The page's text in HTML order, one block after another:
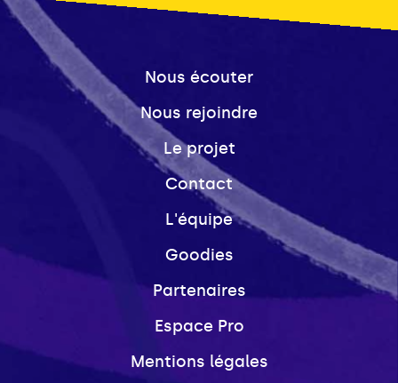
Nous écouter
Nous rejoindre
Le projet
Contact
L'équipe
Goodies
Partenaires
Espace Pro
Mentions légales